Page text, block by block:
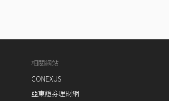
相關網站
CONEXUS
亞東證券理財網